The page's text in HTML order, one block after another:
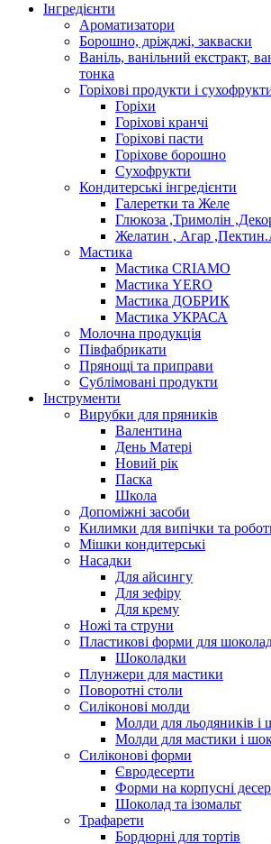
Інгредієнти
Ароматизатори
Борошно, дріжджі, закваски
Ваніль, ванільний екстракт,
тонка
Горіхові продукти і
Горіхи
Горіхові кранчі
Горіхові пасти
Горіхове борошно
Сухофрукти
Кондитерські інгредієнти
Галеретки та Желе
Глюкоза ,Тримолін
Желатин , Агар
Мастика
Мастика CRIAMO
Мастика YERO
Мастика ДОБРИК
Мастика УКРАСА
Молочна продукція
Півфабрикати
Прянощі та приправи
Сублімовані продукти
Інструменти
Вирубки для пряників
Валентина
День Матері
Новий рік
Паска
Школа
Допоміжні засоби
Килимки для випічки та
Мішки кондитерські
Насадки
Для айсингу
Для зефіру
Для крему
Ножі та струни
Пластикові форми для
Шоколадки
Плунжери для мастики
Поворотні столи
Силіконові молди
Молди для льодяників і
Молди для мастики і
Силіконові форми
Євродесерти
Форми на корпусні
Шоколад та ізомальт
Трафарети
Бордюрні для тортів